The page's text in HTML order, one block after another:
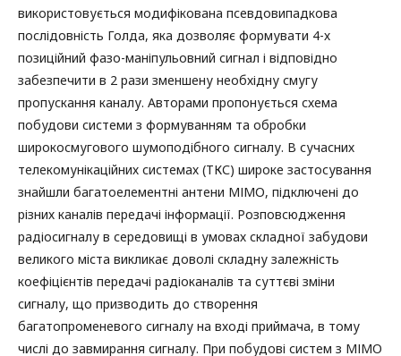
використовується модифікована псевдовипадкова
послідовність Голда, яка дозволяє формувати 4-х
позиційний фазо-маніпульовний сигнал і відповідно
забезпечити в 2 рази зменшену необхідну смугу
пропускання каналу. Авторами пропонується схема
побудови системи з формуванням та обробки
широкосмугового шумоподібного сигналу. В сучасних
телекомунікаційних системах (ТКС) широке застосування
знайшли багатоелементні антени МІМО, підключені до
різних каналів передачі інформації. Розповсюдження
радіосигналу в середовищі в умовах складної забудови
великого міста викликає доволі складну залежність
коефіцієнтів передачі радіоканалів та суттєві зміни
сигналу, що призводить до створення
багатопроменевого сигналу на вході приймача, в тому
числі до завмирання сигналу. При побудові систем з МІМО